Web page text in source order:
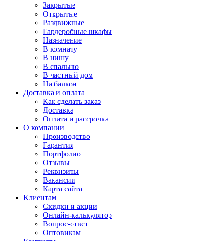
Закрытые
Открытые
Раздвижные
Гардеробные шкафы
Назначение
В комнату
В нишу
В спальню
В частный дом
На балкон
Доставка и оплата
Как сделать заказ
Доставка
Оплата и рассрочка
О компании
Производство
Гарантия
Портфолио
Отзывы
Реквизиты
Вакансии
Карта сайта
Клиентам
Скидки и акции
Онлайн-калькулятор
Вопрос-ответ
Оптовикам